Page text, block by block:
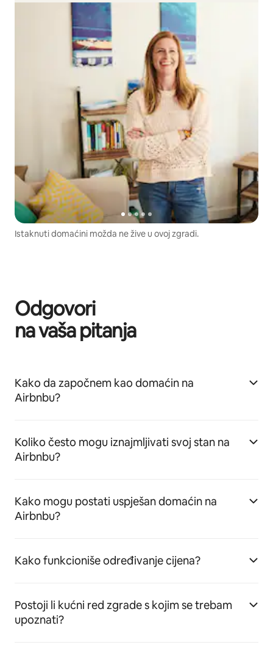
Istaknuti domaćini možda ne žive u ovoj zgradi.
Odgovori
na vaša pitanja
Kako da započnem kao domaćin na
Airbnbu?
Koliko često mogu iznajmljivati svoj stan na
Airbnbu?
Kako mogu postati uspješan domaćin na
Airbnbu?
Kako funkcioniše određivanje cijena?
Postoji li kućni red zgrade s kojim se trebam
upoznati?